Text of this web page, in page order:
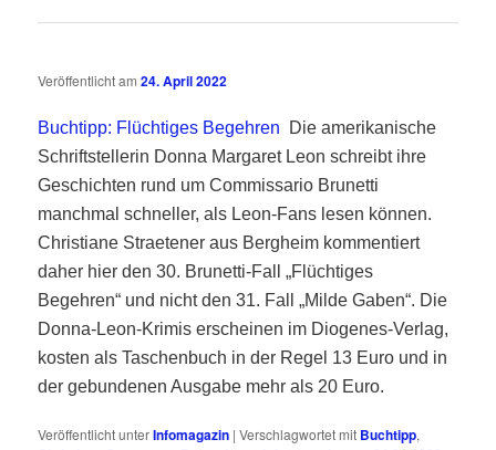
Veröffentlicht am24. April 2022
Buchtipp: Flüchtiges Begehren
Die amerikanische
Schriftstellerin Donna Margaret Leon schreibt ihre
Geschichten rund um Commissario Brunetti
manchmal schneller, als Leon-Fans lesen können.
Christiane Straetener aus Bergheim kommentiert
daher hier den 30. Brunetti-Fall „Flüchtiges
Begehren“ und nicht den 31. Fall „Milde Gaben“. Die
Donna-Leon-Krimis erscheinen im Diogenes-Verlag,
kosten als Taschenbuch in der Regel 13 Euro und in
der gebundenen Ausgabe mehr als 20 Euro.
Veröffentlicht unterInfomagazin |Verschlagwortet mit Buchtipp,